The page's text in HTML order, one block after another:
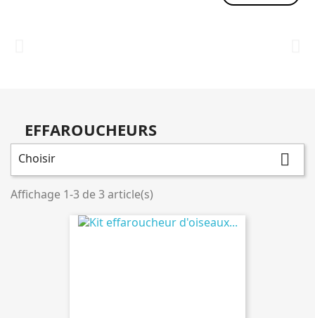
EFFAROUCHEURS
Choisir 
Affichage 1-3 de 3 article(s)